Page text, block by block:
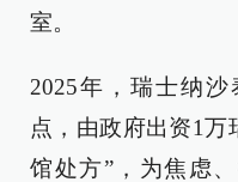
室。
2025年，瑞士纳
点，由政府出资1万
馆处方”，为焦虑